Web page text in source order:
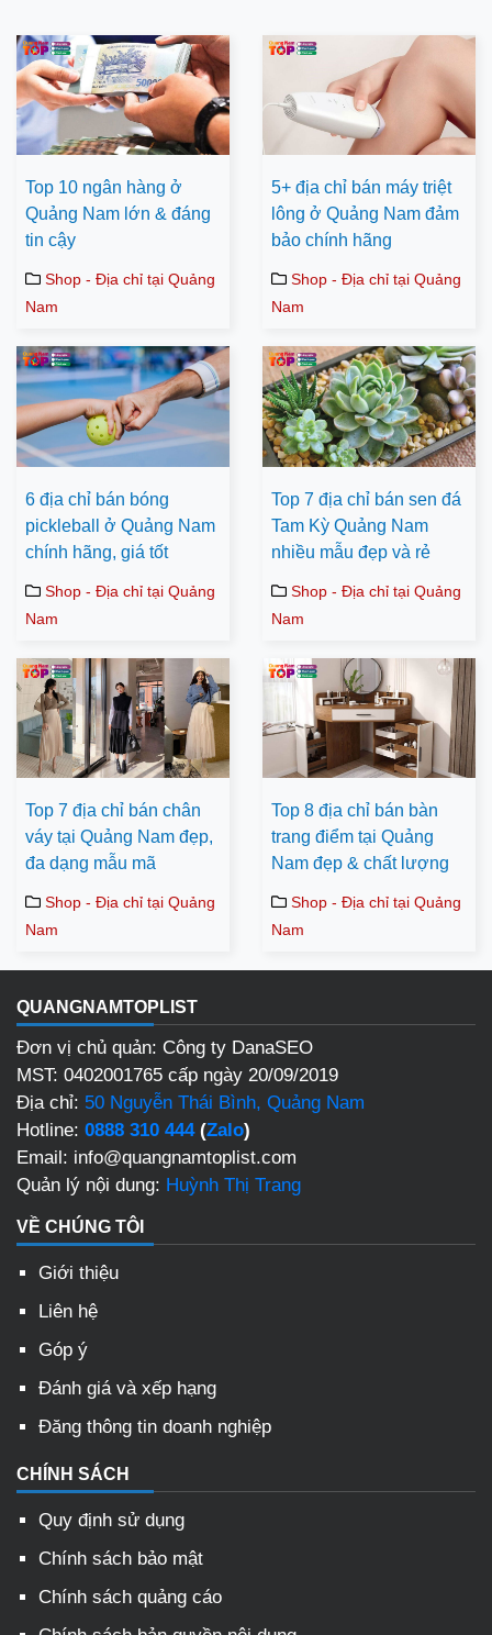
Top 10 ngân hàng ở
Quảng Nam lớn & đáng
tin cậy
Shop - Địa chỉ tại Quảng
Nam
5+ địa chỉ bán máy triệt
lông ở Quảng Nam đảm
bảo chính hãng
Shop - Địa chỉ tại Quảng
Nam
6 địa chỉ bán bóng
pickleball ở Quảng Nam
chính hãng, giá tốt
Shop - Địa chỉ tại Quảng
Nam
Top 7 địa chỉ bán sen đá
Tam Kỳ Quảng Nam
nhiều mẫu đẹp và rẻ
Shop - Địa chỉ tại Quảng
Nam
Top 7 địa chỉ bán chân
váy tại Quảng Nam đẹp,
đa dạng mẫu mã
Shop - Địa chỉ tại Quảng
Nam
Top 8 địa chỉ bán bàn
trang điểm tại Quảng
Nam đẹp & chất lượng
Shop - Địa chỉ tại Quảng
Nam
QUANGNAMTOPLIST
Đơn vị chủ quản: Công ty DanaSEO
MST: 0402001765 cấp ngày 20/09/2019
Địa chỉ: 50 Nguyễn Thái Bình, Quảng Nam
Hotline: 0888 310 444(Zalo)
Email: info@quangnamtoplist.com
Quản lý nội dung: Huỳnh Thị Trang
VỀ CHÚNG TÔI
Giới thiệu
Liên hệ
Góp ý
Đánh giá và xếp hạng
Đăng thông tin doanh nghiệp
CHÍNH SÁCH
Quy định sử dụng
Chính sách bảo mật
Chính sách quảng cáo